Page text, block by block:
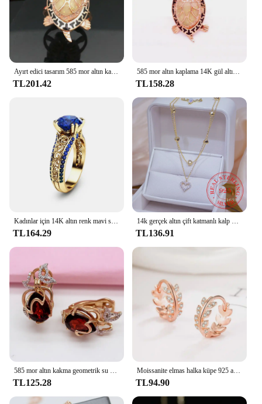
Ayırt edici tasarım 585 mor altın kaplama 14K gül altın kaplumbağa yüzükler kadınlar için moda charm yüksek seviye takı açabilirsiniz
TL201.42
585 mor altın kaplama 14K gül altın yaratıcı yeni işık lüks kaplumbağa takı setleri kadınlar için kristaller küpe yüzük kolye
TL158.28
Kadınlar için 14K altın renk mavi safir yüzük düğün takısı elmas tarzı yüzük kırmızı taş yakut gül yüzük ücretsiz kargo
TL164.29
14k gerçek altın çift katmanlı kalp kolye parlayan Bling AAA zirkon kadın klavikula zinciri zarif Charm düğün kolye takı
TL136.91
585 mor altın kakma geometrik su damlası yakut küpe kadınlar için 14K gül altın kaplama kristal kelebek kulak toka takı
TL125.28
Moissanite elmas halka küpe 925 ayar gümüş Piercing sertifikalı japon balığı kemikler yaprak küpe 14k kadınlar kız takı için
TL94.90